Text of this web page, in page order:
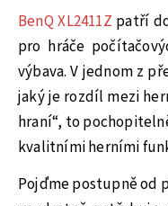
BenQ XL2411Z patří
pro hráče
výbava. V jednom z
jaký je rozdíl mezi
hraní“, to
kvalitními herními
Pojďme postupně od